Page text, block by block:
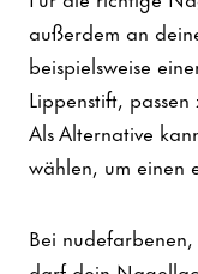
außerdem an
beispielsweise
Lippenstift,
Als Alternative
wählen, um einen
Bei